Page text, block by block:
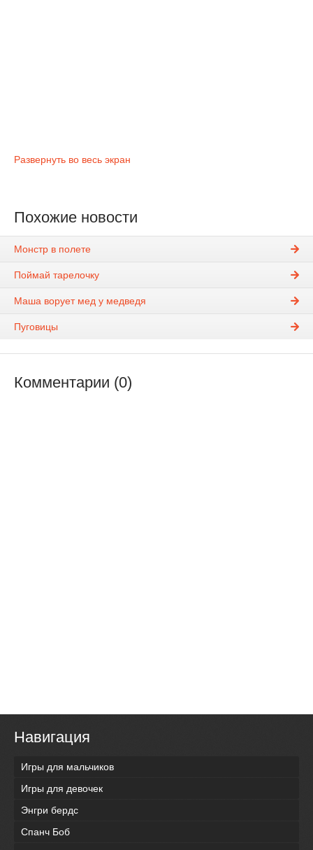
Развернуть во весь экран
Похожие новости
Монстр в полете
Поймай тарелочку
Маша ворует мед у медведя
Пуговицы
Комментарии (0)
Навигация
Игры для мальчиков
Игры для девочек
Энгри бердс
Спанч Боб